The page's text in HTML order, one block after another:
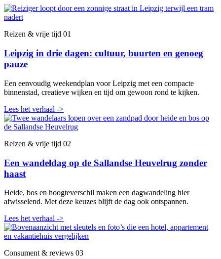
Reizen & vrije tijd 01
Leipzig in drie dagen: cultuur, buurten en genoeg
pauze
Een eenvoudig weekendplan voor Leipzig met een compacte
binnenstad, creatieve wijken en tijd om gewoon rond te kijken.
Lees het verhaal ->
Reizen & vrije tijd 02
Een wandeldag op de Sallandse Heuvelrug zonder
haast
Heide, bos en hoogteverschil maken een dagwandeling hier
afwisselend. Met deze keuzes blijft de dag ook ontspannen.
Lees het verhaal ->
Consument & reviews 03